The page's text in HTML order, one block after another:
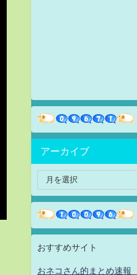
アーカイブ
おすすめサイト
おネコさん的まとめ速